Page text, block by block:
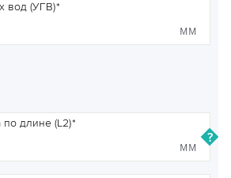
вод (УГВ)
мм
длине (L2)
мм